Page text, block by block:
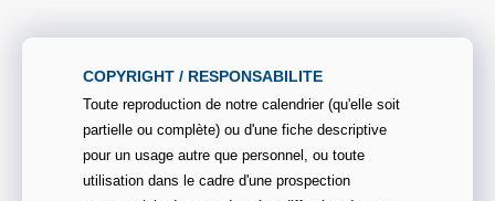
COPYRIGHT / RESPONSABILITE
Toute reproduction de notre calendrier (qu'elle soit
partielle ou complète) ou d'une fiche descriptive
pour un usage autre que personnel, ou toute
utilisation dans le cadre d'une prospection